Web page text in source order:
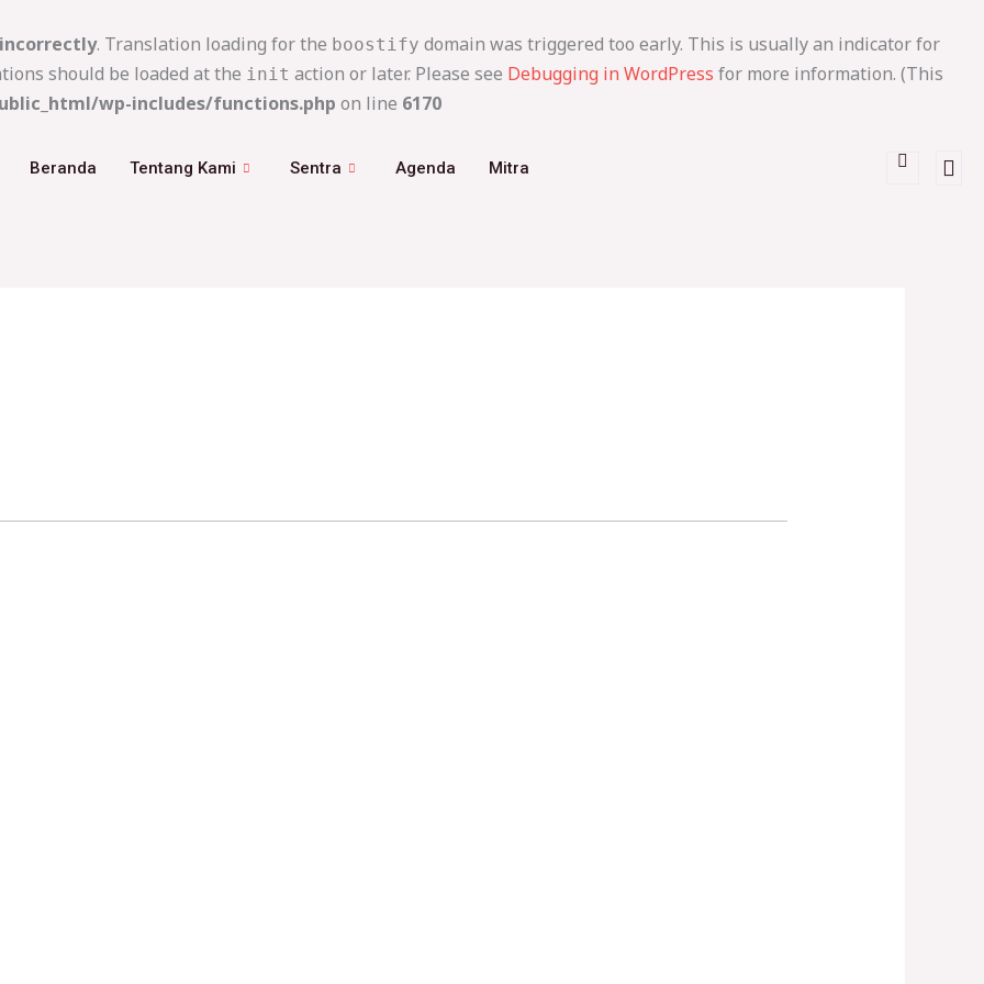
incorrectly. Translation loading for the boostify domain was triggered too early. This is usually an indicator for
should be loaded at the init action or later. Please see Debugging in WordPress for more information. (This
wp-includes/functions.php on line 6170
Beranda Tentang Kami Sentra Agenda Mitra